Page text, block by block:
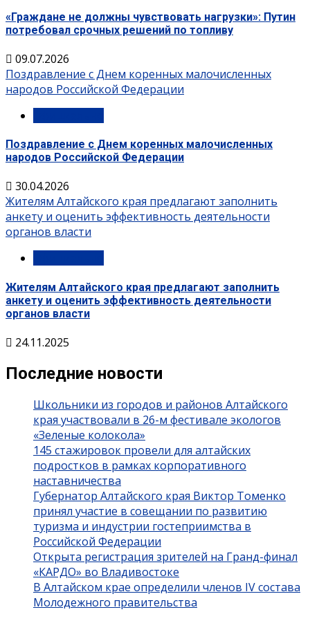
«Граждане не должны чувствовать нагрузки»: Путин
потребовал срочных решений по топливу
09.07.2026
Поздравление с Днем коренных малочисленных
народов Российской Федерации
Поздравление с Днем коренных малочисленных
народов Российской Федерации
30.04.2026
Жителям Алтайского края предлагают заполнить
анкету и оценить эффективность деятельности
органов власти
Жителям Алтайского края предлагают заполнить
анкету и оценить эффективность деятельности
органов власти
24.11.2025
Последние новости
Школьники из городов и районов Алтайского
края участвовали в 26-м фестивале экологов
«Зеленые колокола»
145 стажировок провели для алтайских
подростков в рамках корпоративного
наставничества
Губернатор Алтайского края Виктор Томенко
принял участие в совещании по развитию
туризма и индустрии гостеприимства в
Российской Федерации
Открыта регистрация зрителей на Гранд-финал
«КАРДО» во Владивостоке
В Алтайском крае определили членов IV состава
Молодежного правительства